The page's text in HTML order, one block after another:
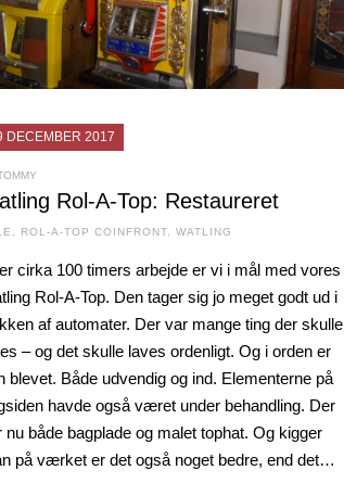
DECEMBER 2017
Rol-A-Top: Restaureret
, ROL-A-TOP COINFRONT, WATLING
cirka 100 timers arbejde er vi i mål med vores
Rol-A-Top. Den tager sig jo meget godt ud i
af automater. Der var mange ting der skulle
– og det skulle laves ordenligt. Og i orden er
blevet. Både udvendig og ind. Elementerne på
havde også været under behandling. Der
nu både bagplade og malet tophat. Og kigger
på værket er det også noget bedre, end det…